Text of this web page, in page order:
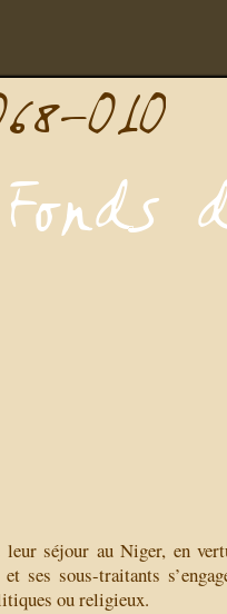
séjour au Niger, en
ses sous-traitants
ou religieux.